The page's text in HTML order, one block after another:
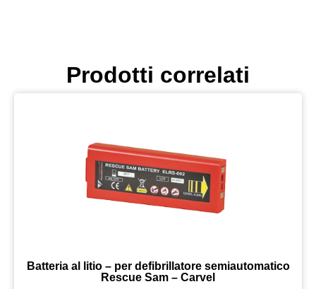
Prodotti correlati
Batteria al litio – per defibrillatore semiautomatico
Rescue Sam – Carvel